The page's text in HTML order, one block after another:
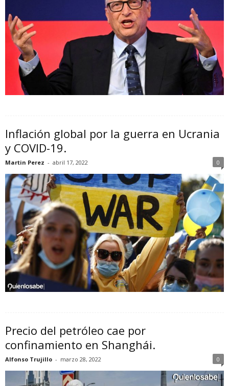
Inflación global por la guerra en Ucrania
y COVID-19.
Martin Perez - abril 17, 2022 0
Precio del petróleo cae por
confinamiento en Shanghái.
Alfonso Trujillo - marzo 28, 2022 0